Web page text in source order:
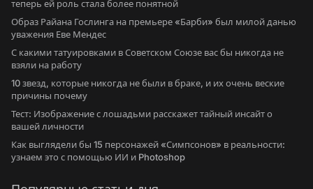
теперь ей роль стала более понятной
Образ Райана Гослинга на премьере «Барби» был милой данью
уважения Еве Мендес
С какими татуировками в Советском Союзе вас бы никогда не
взяли на работу
10 звезд, которые никогда не были в браке, и их очень веские
причины почему
Тест: Изображение с лошадьми расскажет тайный инсайт о
вашей личности
Как выглядели бы 15 персонажей «Симпсонов» в реальности:
узнаем это с помощью ИИ и Photoshop